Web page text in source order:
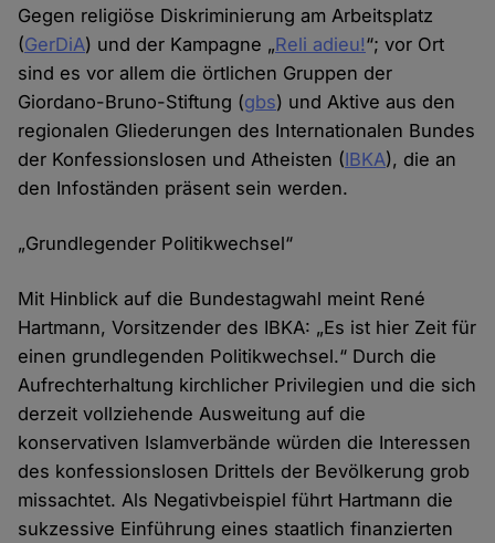
Gegen religiöse Diskriminierung am Arbeitsplatz
(GerDiA) und der Kampagne „Reli adieu!“; vor Ort
sind es vor allem die örtlichen Gruppen der
Giordano-Bruno-Stiftung (gbs) und Aktive aus den
regionalen Gliederungen des Internationalen Bundes
der Konfessionslosen und Atheisten (IBKA), die an
den Infoständen präsent sein werden.
„Grundlegender Politikwechsel“
Mit Hinblick auf die Bundestagwahl meint René
Hartmann, Vorsitzender des IBKA: „Es ist hier Zeit für
einen grundlegenden Politikwechsel.“ Durch die
Aufrechterhaltung kirchlicher Privilegien und die sich
derzeit vollziehende Ausweitung auf die
konservativen Islamverbände würden die Interessen
des konfessionslosen Drittels der Bevölkerung grob
missachtet. Als Negativbeispiel führt Hartmann die
sukzessive Einführung eines staatlich finanzierten